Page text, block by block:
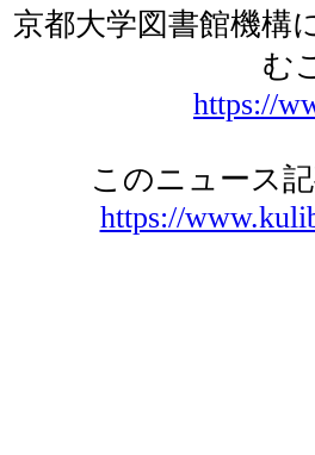
京都大学図書館機構
む
https://
このニュース
https://